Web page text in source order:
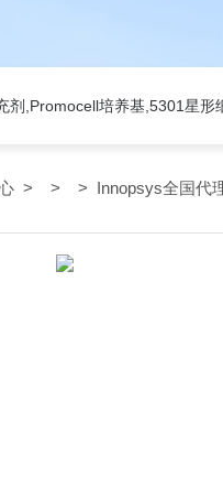
剂,Promocell培养基,5301星形
> > > Innopsys全国代